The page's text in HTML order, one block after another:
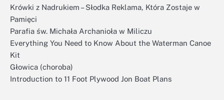
Krówki z Nadrukiem – Słodka Reklama, Która Zostaje w
Pamięci
Parafia św. Michała Archanioła w Miliczu
Everything You Need to Know About the Waterman Canoe
Kit
Głowica (choroba)
Introduction to 11 Foot Plywood Jon Boat Plans